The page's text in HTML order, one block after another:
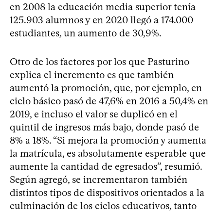
en 2008 la educación media superior tenía
125.903 alumnos y en 2020 llegó a 174.000
estudiantes, un aumento de 30,9%.
Otro de los factores por los que Pasturino
explica el incremento es que también
aumentó la promoción, que, por ejemplo, en
ciclo básico pasó de 47,6% en 2016 a 50,4% en
2019, e incluso el valor se duplicó en el
quintil de ingresos más bajo, donde pasó de
8% a 18%. “Si mejora la promoción y aumenta
la matrícula, es absolutamente esperable que
aumente la cantidad de egresados”, resumió.
Según agregó, se incrementaron también
distintos tipos de dispositivos orientados a la
culminación de los ciclos educativos, tanto